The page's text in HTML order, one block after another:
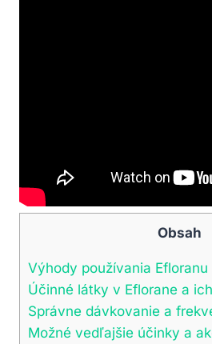
Obsah
Výhody používania
Účinné látky v Eflorane a
Správne dávkovanie a
Možné vedľajšie účinky a